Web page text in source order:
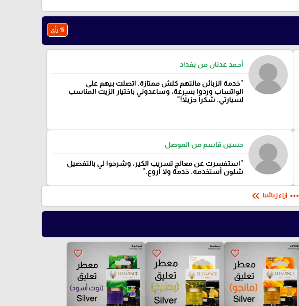
15 رأي
أحمد عدنان من بغداد
"خدمة الزبائن مالتهم كلش ممتازة. اتصلت بيهم على
الواتساب وردوا بسرعة، وساعدوني باختيار الزيت المناسب
لسيارتي. شكراً جزيلاً!"
حسين قاسم من الموصل
"استفسرت عن معالج تسريب الكير، وشرحوا لي بالتفصيل
شلون أستخدمه. خدمة ولا أروع."
more_horiz آراء زبائننا keyboard_double_arrow_left
favorite_border
favorite_border
favorite_border